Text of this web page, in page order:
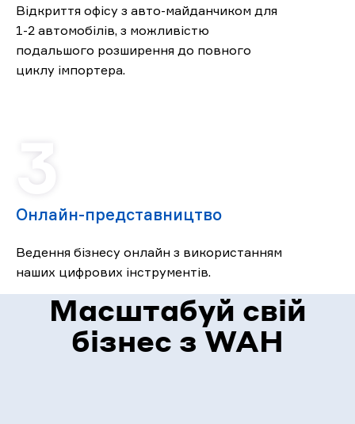
Відкриття офісу з авто-майданчиком для
1-2 автомобілів, з можливістю
подальшого розширення до повного
циклу імпортера.
Онлайн-представництво
Ведення бізнесу онлайн з використанням
наших цифрових інструментів.
Масштабуй свій
бізнес з WAH